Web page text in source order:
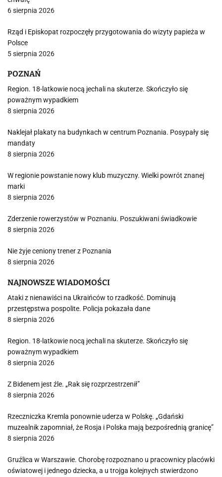
6 sierpnia 2026
Rząd i Episkopat rozpoczęły przygotowania do wizyty papieża w
Polsce
5 sierpnia 2026
POZNAŃ
Region. 18-latkowie nocą jechali na skuterze. Skończyło się
poważnym wypadkiem
8 sierpnia 2026
Naklejał plakaty na budynkach w centrum Poznania. Posypały się
mandaty
8 sierpnia 2026
W regionie powstanie nowy klub muzyczny. Wielki powrót znanej
marki
8 sierpnia 2026
Zderzenie rowerzystów w Poznaniu. Poszukiwani świadkowie
8 sierpnia 2026
Nie żyje ceniony trener z Poznania
8 sierpnia 2026
NAJNOWSZE WIADOMOŚCI
Ataki z nienawiści na Ukraińców to rzadkość. Dominują
przestępstwa pospolite. Policja pokazała dane
8 sierpnia 2026
Region. 18-latkowie nocą jechali na skuterze. Skończyło się
poważnym wypadkiem
8 sierpnia 2026
Z Bidenem jest źle. „Rak się rozprzestrzenił”
8 sierpnia 2026
Rzeczniczka Kremla ponownie uderza w Polskę. „Gdański
muzealnik zapomniał, że Rosja i Polska mają bezpośrednią granicę”
8 sierpnia 2026
Gruźlica w Warszawie. Chorobę rozpoznano u pracownicy placówki
oświatowej i jednego dziecka, a u trojga kolejnych stwierdzono